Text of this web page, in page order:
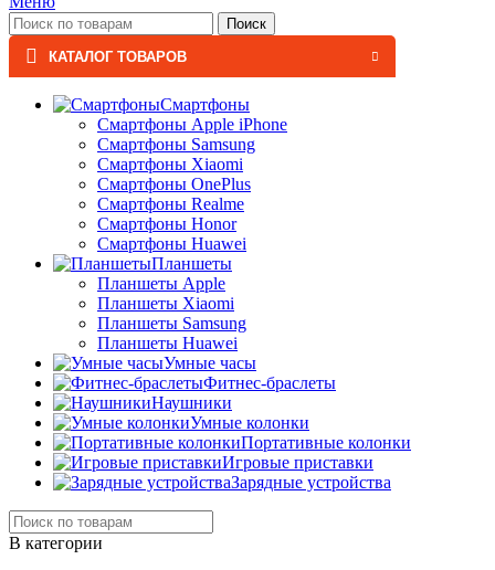
Поиск
КАТАЛОГ ТОВАРОВ
Смартфоны
Смартфоны Apple iPhone
Смартфоны Samsung
Смартфоны Xiaomi
Смартфоны OnePlus
Смартфоны Realme
Смартфоны Honor
Смартфоны Huawei
Планшеты
Планшеты Apple
Планшеты Xiaomi
Планшеты Samsung
Планшеты Huawei
Умные часы
Фитнес-браслеты
Наушники
Умные колонки
Портативные колонки
Игровые приставки
Зарядные устройства
В категории